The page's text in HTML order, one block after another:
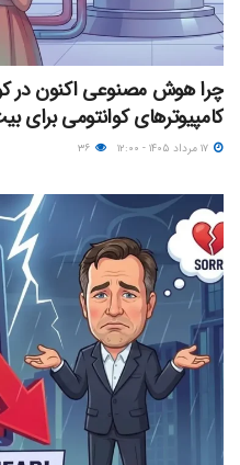
چرا هوش مصنوعی اکنون در
کامپیوترهای کوانتومی برای